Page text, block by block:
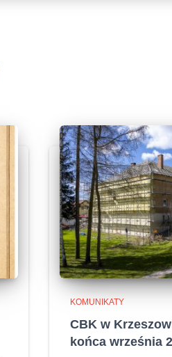
KOMUNIKATY
CBK w
końca września